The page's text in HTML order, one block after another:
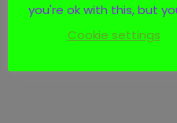
you're ok with this, but
Cookie settings